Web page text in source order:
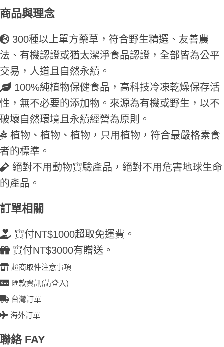
商品與理念
300種以上單方藥草，符合野生精選、友善農
法、有機認證或猶太潔淨食品認證，全部皆為公平
交易，人道且自然永續。
100%純植物保健食品，高科技冷凍乾燥保存活
性，無不必要的添加物。來源為有機或野生，以不
破壞自然環境且永續經營為原則。
植物、植物、植物，只用植物，符合最嚴格素食
者的標準。
絕對不用動物實驗產品，絕對不用危害地球生命
的產品。
訂單相關
實付NT$1000超取免運費。
實付NT$3000有贈送。
超商取件注意事項
匯款資訊(請登入)
台灣訂單
海外訂單
聯絡 FAY